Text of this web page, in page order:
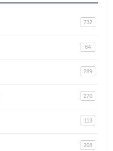
732
64
289
270
113
208